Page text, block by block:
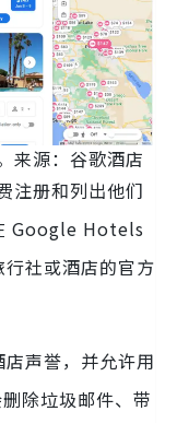
来源：谷歌酒店
注册和列出他们
Google Hotels
社或酒店的官方
声誉，并允许用
除垃圾邮件、带